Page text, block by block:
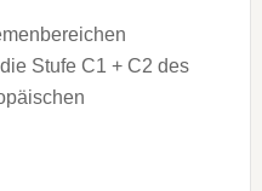
Stufe C1 + C2 des